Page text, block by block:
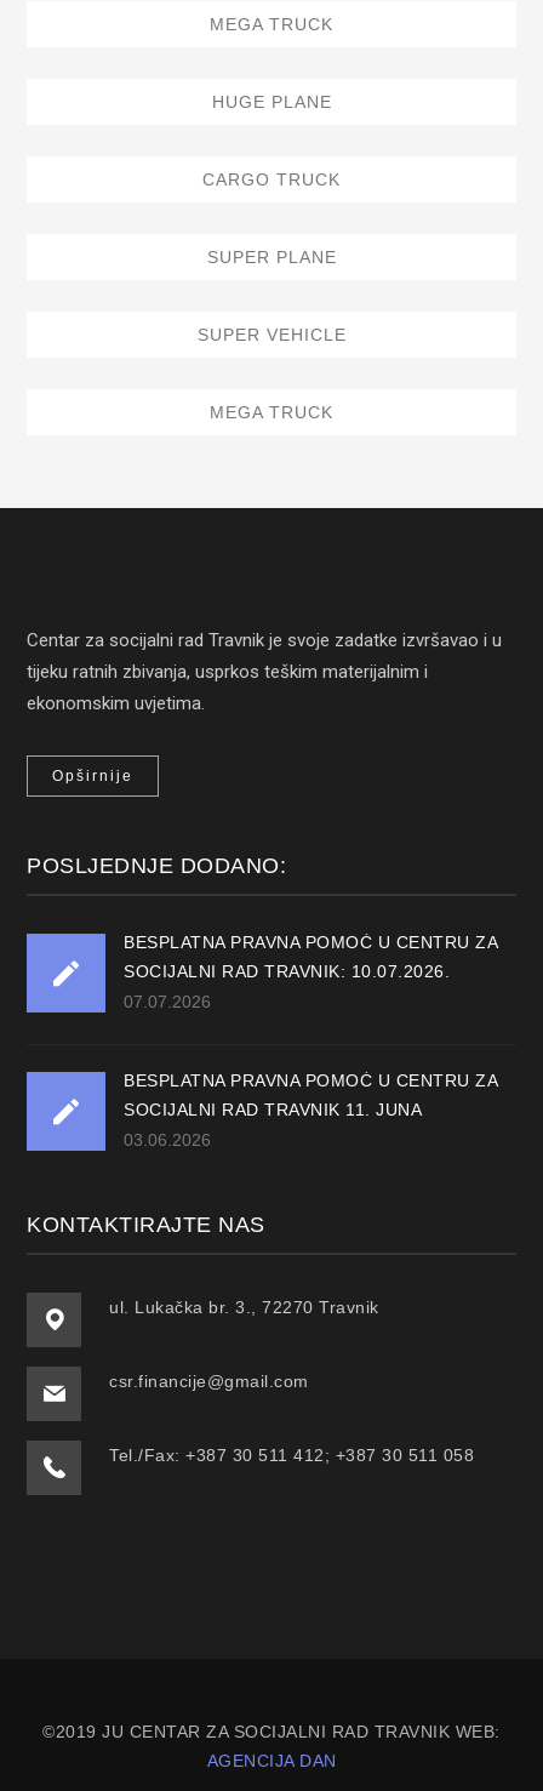
MEGA TRUCK
HUGE PLANE
CARGO TRUCK
SUPER PLANE
SUPER VEHICLE
MEGA TRUCK
Centar za socijalni rad Travnik je svoje zadatke izvršavao i u
tijeku ratnih zbivanja, usprkos teškim materijalnim i
ekonomskim uvjetima.
Opširnije
POSLJEDNJE DODANO:
BESPLATNA PRAVNA POMOĆ U CENTRU ZA
SOCIJALNI RAD TRAVNIK: 10.07.2026.
07.07.2026
BESPLATNA PRAVNA POMOĆ U CENTRU ZA
SOCIJALNI RAD TRAVNIK 11. JUNA
03.06.2026
KONTAKTIRAJTE NAS
ul. Lukačka br. 3., 72270 Travnik
csr.financije@gmail.com
Tel./Fax: +387 30 511 412; +387 30 511 058
©2019 JU CENTAR ZA SOCIJALNI RAD TRAVNIK WEB:
AGENCIJA DAN